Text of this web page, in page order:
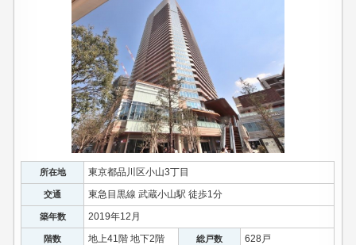
所在地 東京都品川区小山3丁目
交通 東急目黒線 武蔵小山駅 徒歩1分
築年数 2019年12月
階数 地上41階 地下2階 総戸数 628戸